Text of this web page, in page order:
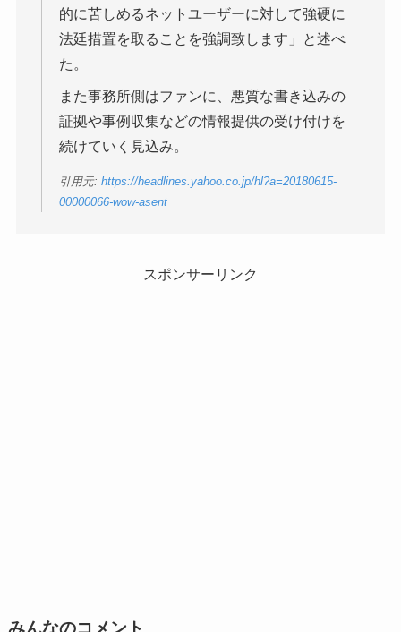
的に苦しめるネットユーザーに対して強硬に
法廷措置を取ることを強調致します」と述べ
た。
また事務所側はファンに、悪質な書き込みの
証拠や事例収集などの情報提供の受け付けを
続けていく見込み。
引用元: https://headlines.yahoo.co.jp/hl?a=20180615-
00000066-wow-asent
スポンサーリンク
みんなのコメント